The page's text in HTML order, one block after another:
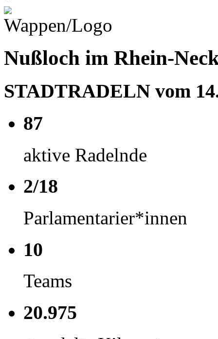
Nußloch im Rhein-
STADTRADELN vom
87
aktive Radelnde
2/18
Parlamentarier*innen
10
Teams
20.975